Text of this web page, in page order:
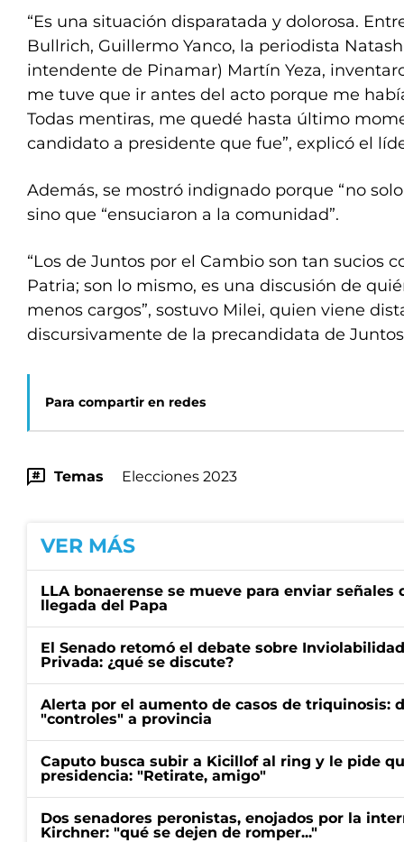
“Es una situación disparatada y dolorosa.
Bullrich, Guillermo Yanco, la periodista
intendente de Pinamar) Martín Yeza,
me tuve que ir antes del acto porque me
Todas mentiras, me quedé hasta último
candidato a presidente que fue”, explicó el
Además, se mostró indignado porque “no
sino que “ensuciaron a la comunidad”.
“Los de Juntos por el Cambio son tan sucios
Patria; son lo mismo, es una discusión de
menos cargos”, sostuvo Milei, quien viene
discursivamente de la precandidata de
Para compartir en redes
Temas Elecciones 2023
VER MÁS
LLA bonaerense se mueve para enviar señales
llegada del Papa
El Senado retomó el debate sobre
Privada: ¿qué se discute?
Alerta por el aumento de casos de triquinosis:
"controles" a provincia
Caputo busca subir a Kicillof al ring y le pide
presidencia: "Retirate, amigo"
Dos senadores peronistas, enojados por la
Kirchner: "qué se dejen de romper..."